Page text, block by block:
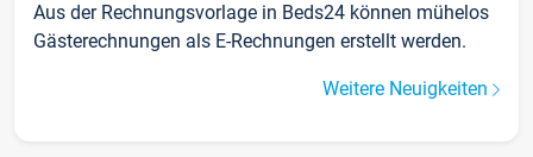
Aus der Rechnungsvorlage in Beds24 können mühelos
Gästerechnungen als E-Rechnungen erstellt werden.
Weitere Neuigkeiten